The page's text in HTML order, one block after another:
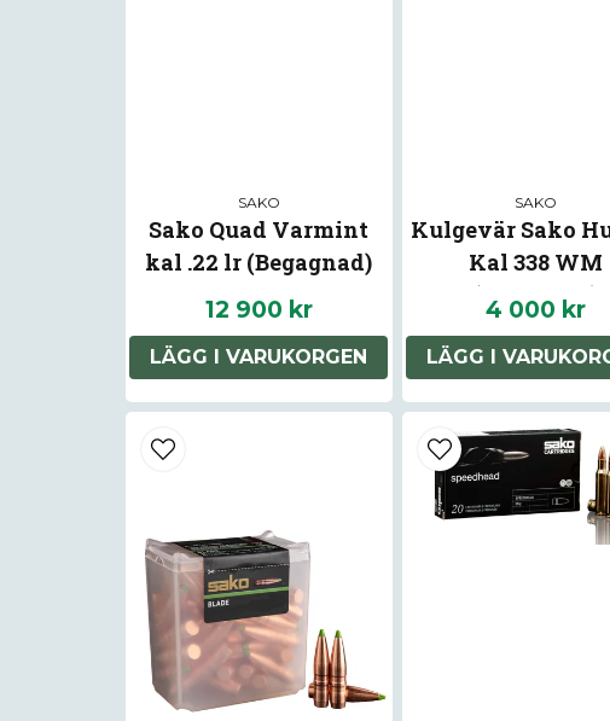
SAKO
Sako Quad Varmint
kal .22 lr (Begagnad)
12 900 kr
LÄGG I VARUKORGEN
SAKO
Kulgevär Sako
Kal 338 WM
(Begagnad)
4 000 kr
LÄGG I